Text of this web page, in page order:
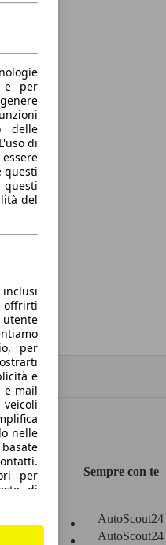
Sempre con te
e per
delle
di
questi
questi
del
per
e
mail
nelle
per
di
tali